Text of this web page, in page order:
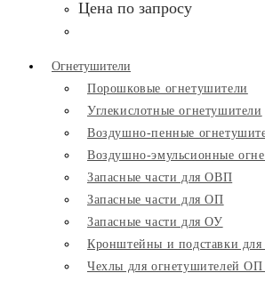
Цена по запросу
Огнетушители
Порошковые огнетушители
Углекислотные огнетушители
Воздушно-пенные
Воздушно-эмульсионные
Запасные части для ОВП
Запасные части для ОП
Запасные части для ОУ
Кронштейны и подставки для
Чехлы для огнетушителей